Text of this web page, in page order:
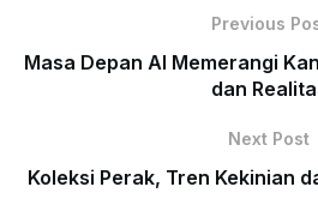
Previous
Masa Depan AI Memerangi
dan
Next Post
Koleksi Perak, Tren Kekinian